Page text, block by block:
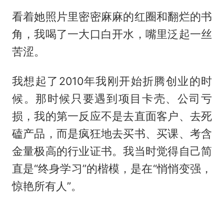
看着她照片里密密麻麻的红圈和翻烂的书
角，我喝了一大口白开水，嘴里泛起一丝
苦涩。
我想起了2010年我刚开始折腾创业的时
候。那时候只要遇到项目卡壳、公司亏
损，我的第一反应不是去直面客户、去死
磕产品，而是疯狂地去买书、买课、考含
金量极高的行业证书。我当时觉得自己简
直是“终身学习”的楷模，是在“悄悄变强，
惊艳所有人”。